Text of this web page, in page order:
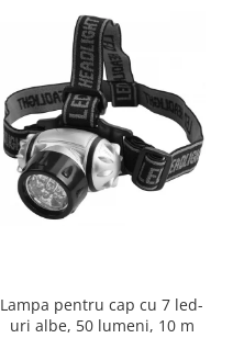
Lampa pentru cap cu 7 led-
uri albe, 50 lumeni, 10 m